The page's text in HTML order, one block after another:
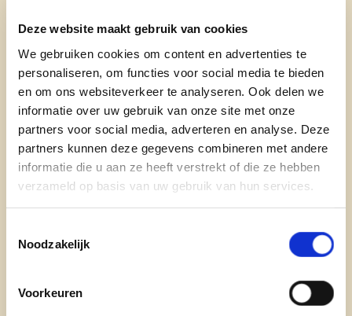
Deze website maakt gebruik van cookies
We gebruiken cookies om content en advertenties te
personaliseren, om functies voor social media te bieden
en om ons websiteverkeer te analyseren. Ook delen we
informatie over uw gebruik van onze site met onze
partners voor social media, adverteren en analyse. Deze
partners kunnen deze gegevens combineren met andere
informatie die u aan ze heeft verstrekt of die ze hebben
verzameld op basis van uw gebruik van hun services.
Noodzakelijk
Voorkeuren
Tom. Gehuwd met Wim Derycke. Naast mijn job
als verpleegkundige in het ziekenhuis te Ieper
baten we samen de boerderij uit met melkvee,
vleesvee en akkerbouw. Naast het telen van
aardappelen, maïs, tarwe, gras en suikerbieten
doen we soms ook aan ‘Groene Zorg’. Vanaf de
paasvakantie tot de herfstvakantie doen we aan
landbouweducatie en ontvangen we klasjes en
kindergroepjes.
Daarnaast ben ik lid van Ferm, AGRA Ieper,
landbouwraad van Ieper en het oudercomite